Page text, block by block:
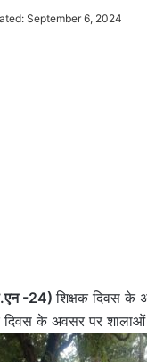
September 6, 2024
एन -24)शिक्षक दिवस के
दिवस के अवसर पर